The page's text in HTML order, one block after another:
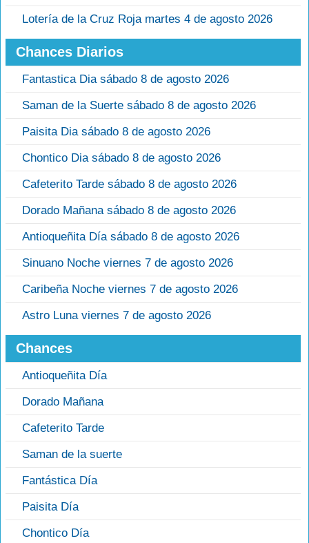
Lotería de la Cruz Roja martes 4 de agosto 2026
Chances Diarios
Fantastica Dia sábado 8 de agosto 2026
Saman de la Suerte sábado 8 de agosto 2026
Paisita Dia sábado 8 de agosto 2026
Chontico Dia sábado 8 de agosto 2026
Cafeterito Tarde sábado 8 de agosto 2026
Dorado Mañana sábado 8 de agosto 2026
Antioqueñita Día sábado 8 de agosto 2026
Sinuano Noche viernes 7 de agosto 2026
Caribeña Noche viernes 7 de agosto 2026
Astro Luna viernes 7 de agosto 2026
Chances
Antioqueñita Día
Dorado Mañana
Cafeterito Tarde
Saman de la suerte
Fantástica Día
Paisita Día
Chontico Día